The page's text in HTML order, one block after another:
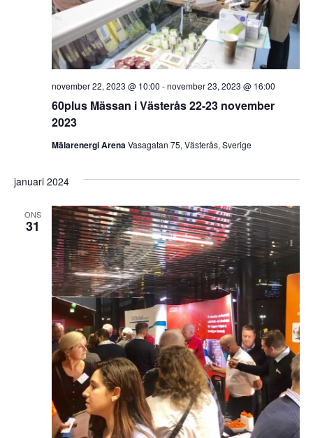
60plus Mässan i Västerås 22-23 november
2023
november 22, 2023 @ 10:00 -november 23, 2023 @ 16:00
Mälarenergi ArenaVasagatan 75, Västerås, Sverige
januari 2024
ONS
31